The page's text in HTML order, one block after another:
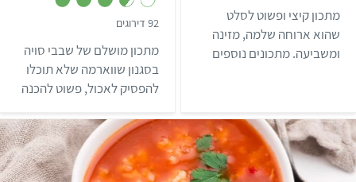
.
8
מ
ת
ו
מתכון קיצי ופשוט לסלט
שהוא ארוחה שלמה, מזינה
ומשביעה. מתכונים נוספים
92 דירוגים
.
7
מ
ת
ו
מתכון מושלם של שבבי סויה
בסגנון שווארמה שלא תוכלו
להפסיק לאכול, פשוט להכנה